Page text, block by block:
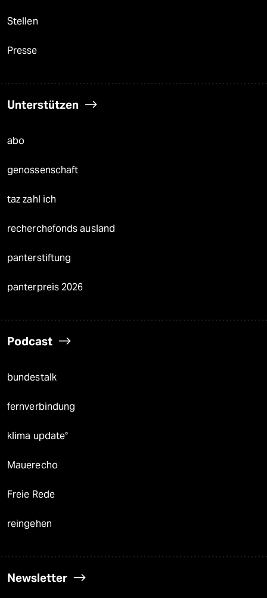
Stellen
Presse
Unterstützen
abo
genossenschaft
taz zahl ich
recherchefonds ausland
panterstiftung
panterpreis 2026
Podcast
bundestalk
fernverbindung
klima update°
Mauerecho
Freie Rede
reingehen
Newsletter